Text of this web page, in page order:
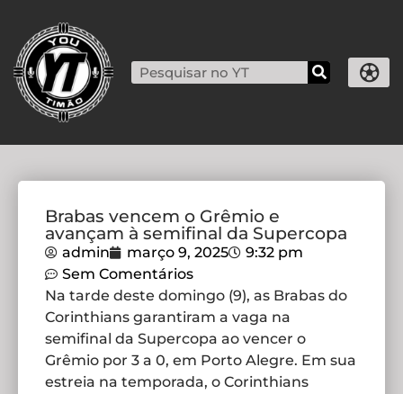
Brabas vencem o Grêmio e
avançam à semifinal da Supercopa
admin março 9, 2025
9:32 pm
Sem Comentários
Na tarde deste domingo (9), as Brabas do
Corinthians garantiram a vaga na
semifinal da Supercopa ao vencer o
Grêmio por 3 a 0, em Porto Alegre. Em sua
estreia na temporada, o Corinthians